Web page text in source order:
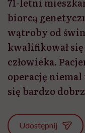
71-letni
biorcą
wątroby od
kwalifikował
człowieka.
operację
się bardzo
Udostępnij